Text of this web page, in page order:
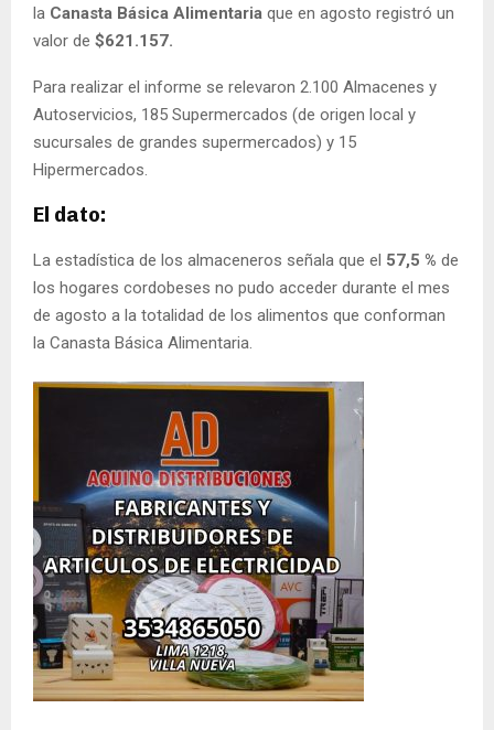
la Canasta Básica Alimentaria que en agosto registró un
valor de $621.157.
Para realizar el informe se relevaron 2.100 Almacenes y
Autoservicios, 185 Supermercados (de origen local y
sucursales de grandes supermercados) y 15
Hipermercados.
El dato:
La estadística de los almaceneros señala que el 57,5 % de
los hogares cordobeses no pudo acceder durante el mes
de agosto a la totalidad de los alimentos que conforman
la Canasta Básica Alimentaria.